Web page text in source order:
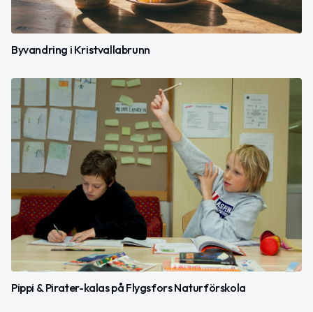
Byvandring i Kristvallabrunn
Pippi & Pirater-kalas på Flygsfors Naturförskola